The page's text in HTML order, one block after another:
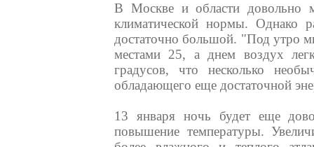
В Москве и области довольно
климатической нормы. Однако
достаточно большой. "Под утро
местами 25, а днем воздух
градусов, что несколько
обладающего еще достаточной
13 января ночь будет еще
повышение температуры.